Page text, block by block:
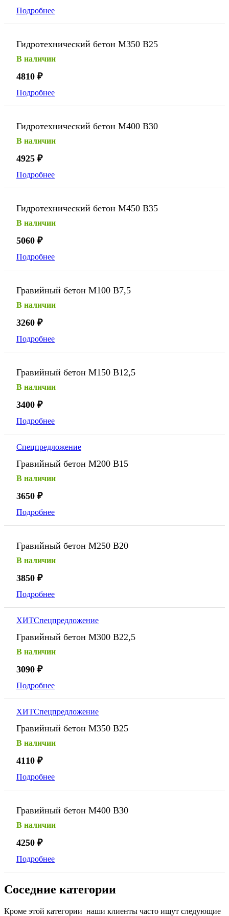
Подробнее
Гидротехнический бетон М350 В25
В наличии
4810 ₽
Подробнее
Гидротехнический бетон М400 В30
В наличии
4925 ₽
Подробнее
Гидротехнический бетон М450 В35
В наличии
5060 ₽
Подробнее
Гравийный бетон М100 В7,5
В наличии
3260 ₽
Подробнее
Гравийный бетон М150 В12,5
В наличии
3400 ₽
Подробнее
Спецпредложение
Гравийный бетон М200 В15
В наличии
3650 ₽
Подробнее
Гравийный бетон М250 В20
В наличии
3850 ₽
Подробнее
ХИТСпецпредложение
Гравийный бетон М300 В22,5
В наличии
3090 ₽
Подробнее
ХИТСпецпредложение
Гравийный бетон М350 В25
В наличии
4110 ₽
Подробнее
Гравийный бетон М400 В30
В наличии
4250 ₽
Подробнее
Соседние категории
Кроме этой категории наши клиенты часто ищут следующие